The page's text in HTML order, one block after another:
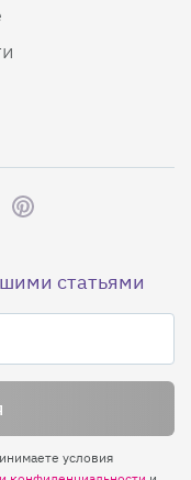
статьями
условия